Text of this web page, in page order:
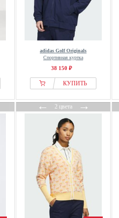
adidas Golf Originals
Спортивная куртка
38 150 ₽
КУПИТЬ
←2 цвета→